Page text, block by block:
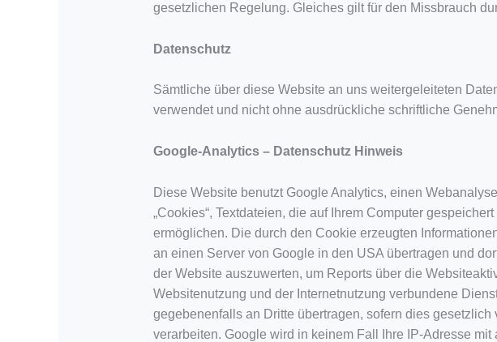
gesetzlichen Regelung. Gleiches gilt für den Missbrauch
Datenschutz
Sämtliche über diese Website an uns weitergeleiteten
verwendet und nicht ohne ausdrückliche schriftliche
Google-Analytics – Datenschutz Hinweis
Diese Website benutzt Google Analytics, einen
„Cookies“, Textdateien, die auf Ihrem Computer
ermöglichen. Die durch den Cookie erzeugten
an einen Server von Google in den USA übertragen und
der Website auszuwerten, um Reports über die
Websitenutzung und der Internetnutzung verbundene
gegebenenfalls an Dritte übertragen, sofern dies
verarbeiten. Google wird in keinem Fall Ihre IP-Adresse